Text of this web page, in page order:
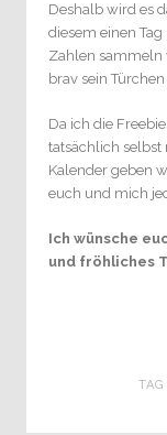
Deshalb wird es
diesem einen
Zahlen sammeln
brav sein
Da ich die
tatsächlich selbst
Kalender geben
euch und mich
Ich wünsche
und fröhliches
TAG